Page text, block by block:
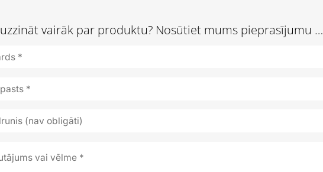
vairāk par produktu? Nosūtiet mums pieprasījumu …